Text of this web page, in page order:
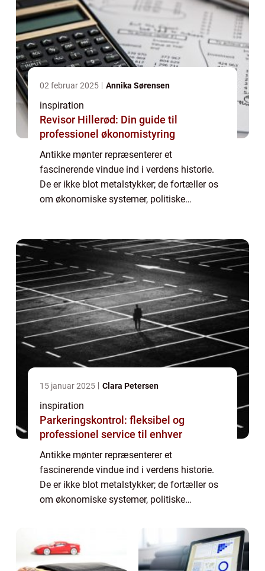
02 februar 2025 Annika Sørensen
inspiration
Revisor Hillerød: Din guide til
professionel økonomistyring
Antikke mønter repræsenterer et
fascinerende vindue ind i verdens historie.
De er ikke blot metalstykker; de fortæller os
om økonomiske systemer, politiske
15 januar 2025 Clara Petersen
inspiration
Parkeringskontrol: fleksibel og
professionel service til enhver
Antikke mønter repræsenterer et
fascinerende vindue ind i verdens historie.
De er ikke blot metalstykker; de fortæller os
om økonomiske systemer, politiske